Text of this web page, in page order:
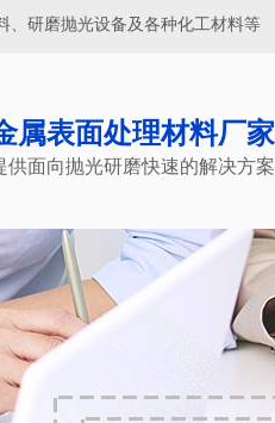
、研磨抛光设备及各种化工材料等
属表面处理材料厂家
供面向抛光研磨快速的解决方案